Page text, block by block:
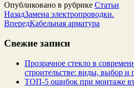
Опубликовано в рубрике Статьи
НазадЗамена электропроводки.
ВпередКабельная арматура
Свежие записи
Прозрачное стекло в
строительстве: виды, выбор и
ТОП-5 ошибок при монтаже